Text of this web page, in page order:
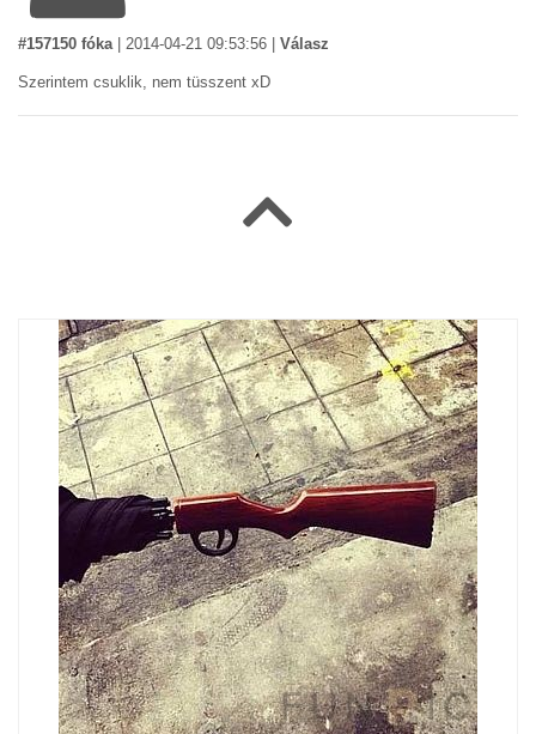
#157150 fóka| 2014-04-21 09:53:56 Válasz
Szerintem csuklik, nem tüsszent xD